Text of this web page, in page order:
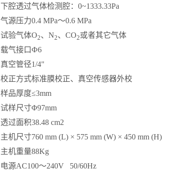
下腔透过气体检测腔：0~1333.33Pa
气源压力0.4 MPa～0.6 MPa
试验气体O2、N2、CO2或者其它气体
载气接口Ф6
真空管径1/4"
校正方式标准膜校正、真空传感器外校
样品厚度≤3mm
试样尺寸Φ97mm
透过面积38.48 cm2
主机尺寸760 mm (L) × 575 mm (W) × 450 mm (H)
主机重量88Kg
电源AC100～240V 50/60Hz